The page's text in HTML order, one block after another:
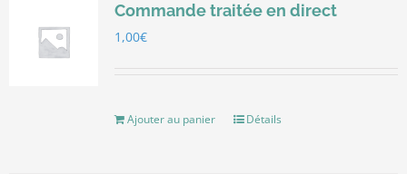
Commande traitée en direct
1,00€
Ajouter au panier Détails